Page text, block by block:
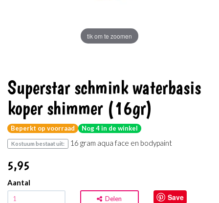
tik om te zoomen
Superstar schmink waterbasis
koper shimmer (16gr)
Beperkt op voorraad Nog 4 in de winkel
Kostuum bestaat uit: 16 gram aqua face en bodypaint
5,95
Aantal
Delen Save